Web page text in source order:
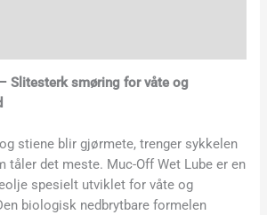
Slitesterk smøring for våte og
stiene blir gjørmete, trenger sykkelen
tåler det meste. Muc-Off Wet Lube er en
spesielt utviklet for våte og
biologisk nedbrytbare formelen